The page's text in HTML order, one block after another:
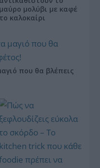
μαύρο μολύβι με καφέ
το καλοκαίρι
που θα βλέπεις